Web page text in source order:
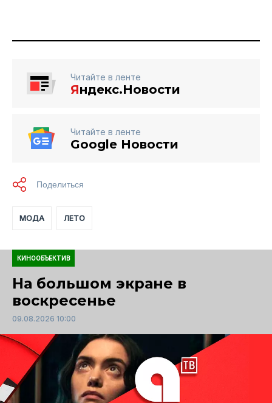
Читайте в ленте
Яндекс.Новости
Читайте в ленте
Google Новости
МОДА ЛЕТО
КИНООБЪЕКТИВ
На большом экране в
воскресенье
09.08.2026 10:00